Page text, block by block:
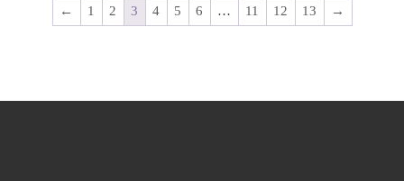
← 1 2 3 4 5 6 … 11 12 13 →